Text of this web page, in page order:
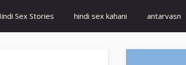
Sex Stories hindi sex kahani antarvasn